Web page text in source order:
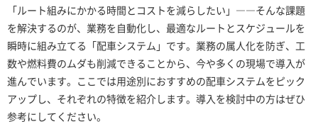
「ルート組みにかかる時間とコストを減らしたい」――そんな課題
を解決するのが、業務を自動化し、最適なルートとスケジュールを
瞬時に組み立てる「配車システム」です。業務の属人化を防ぎ、工
数や燃料費のムダも削減できることから、今や多くの現場で導入が
進んでいます。ここでは用途別におすすめの配車システムをピック
アップし、それぞれの特徴を紹介します。導入を検討中の方はぜひ
参考にしてください。